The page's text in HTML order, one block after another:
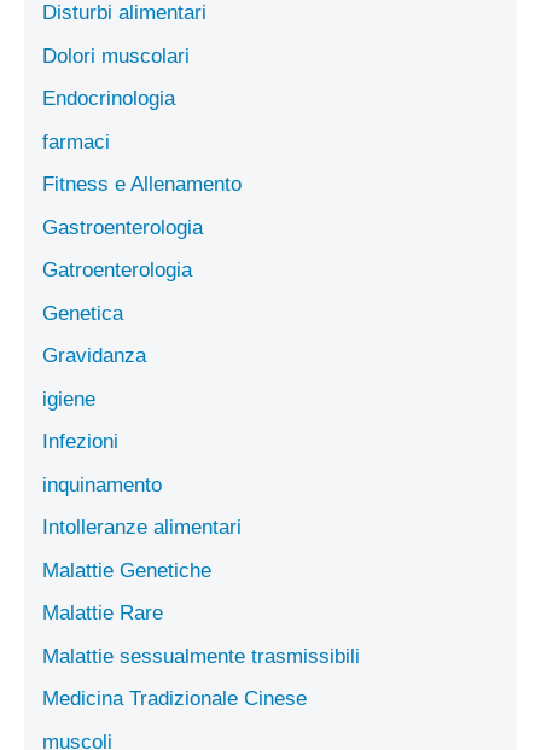
Disturbi alimentari
Dolori muscolari
Endocrinologia
farmaci
Fitness e Allenamento
Gastroenterologia
Gatroenterologia
Genetica
Gravidanza
igiene
Infezioni
inquinamento
Intolleranze alimentari
Malattie Genetiche
Malattie Rare
Malattie sessualmente trasmissibili
Medicina Tradizionale Cinese
muscoli